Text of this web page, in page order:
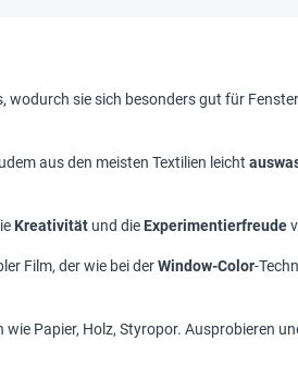
wodurch sie sich besonders gut für
aus den meisten Textilien leicht
Kreativität und die Experimentierfreude
Film, der wie bei derWindow-Color-
Papier, Holz, Styropor. Ausprobieren